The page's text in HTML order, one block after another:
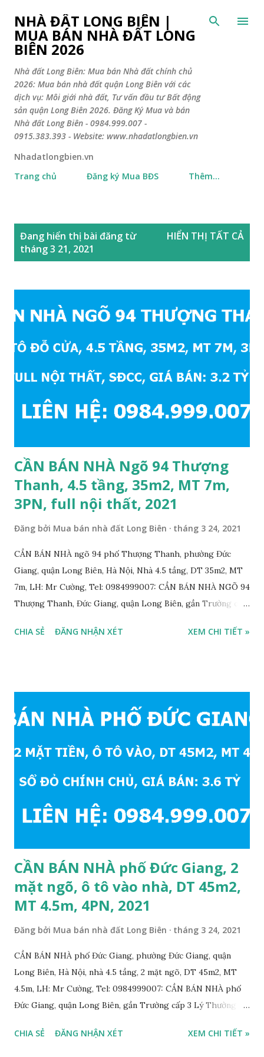
Chuyển đến nội dung chính
NHÀ ĐẤT LONG BIÊN |
MUA BÁN NHÀ ĐẤT LONG
BIÊN 2026
Nhà đất Long Biên: Mua bán Nhà đất chính chủ
2026: Mua bán nhà đất quận Long Biên với các
dịch vụ: Môi giới nhà đất, Tư vấn đầu tư Bất động
sản quận Long Biên 2026. Đăng Ký Mua và bán
Nhà đất Long Biên - 0984.999.007 -
0915.383.393 - Website: www.nhadatlongbien.vn
Nhadatlongbien.vn
Trang chủ
Đăng ký Mua BĐS Thêm…
Đang hiển thị bài đăng từ
tháng 3 21, 2021
HIỂN THỊ TẤT CẢ
CẦN BÁN NHÀ Ngõ 94 Thượng
Thanh, 4.5 tầng, 35m2, MT 7m,
3PN, full nội thất, 2021
Đăng bởi Mua bán nhà đất Long Biên tháng 3 24, 2021
CẦN BÁN NHÀ ngõ 94 phố Thượng Thanh, phường Đức
Giang, quận Long Biên, Hà Nội, Nhà 4.5 tầng, DT 35m2, MT
7m, LH: Mr Cường, Tel: 0984999007: CẦN BÁN NHÀ NGÕ 94
Thượng Thanh, Đức Giang, quận Long Biên, gần Trường cấp
trong ngõ 94 phố Thượng Thanh, phường Đức Giang, quận
từ tầng 1 lên tầng 4: tivi phòng khách, sofa, bàn ghế ăn, tủ
Nhà bán để lại toàn bộ đồ đạc, khách mua chỉ cần xách va li
3,2 tỷ có thương lượng với khách thiện chí mua nhanh;
THÔNG TIN TIỆN ÍCH XUNG QUANH NHÀ BÁN NGÕ 94
PHỐ THƯỢNG THANH CẦN BÁN: • Nhà nằm trong ngõ 94
CHIA SẺ ĐĂNG NHẬN XÉT XEM CHI TIẾT »
CẦN BÁN NHÀ phố Đức Giang, 2
mặt ngõ, ô tô vào nhà, DT 45m2,
MT 4.5m, 4PN, 2021
Đăng bởi Mua bán nhà đất Long Biên tháng 3 24, 2021
CẦN BÁN NHÀ phố Đức Giang, phường Đức Giang, quận
Long Biên, Hà Nội, nhà 4.5 tầng, 2 mặt ngõ, DT 45m2, MT
4.5m, LH: Mr Cường, Tel: 0984999007: CẦN BÁN NHÀ phố
Đức Giang, quận Long Biên, gần Trường cấp 3 Lý Thường
phố Đức Giang, ngõ trước nhà rộng gần 4m, ô tô đỗ cửa và
CHIA SẺ ĐĂNG NHẬN XÉT XEM CHI TIẾT »